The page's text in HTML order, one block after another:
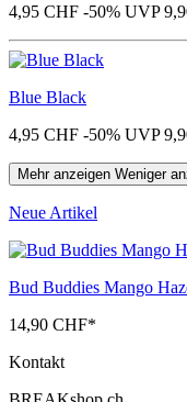
4,95 CHF -50% UVP
Blue Black
4,95 CHF -50% UVP
Mehr anzeigen Weniger
Neue Artikel
Bud Buddies Mango
14,90 CHF*
Kontakt